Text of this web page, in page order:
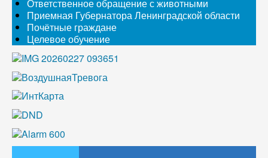
Ответственное обращение с животными
Приемная Губернатора Ленинградской области
Почётные граждане
Целевое обучение